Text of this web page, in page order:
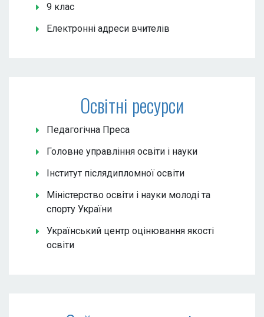
9 клас
Електронні адреси вчителів
Освітні ресурси
Педагогічна Преса
Головне управління освіти і науки
Інститут післядипломної освіти
Міністерство освіти і науки молоді та
спорту України
Український центр оцінювання якості
освіти